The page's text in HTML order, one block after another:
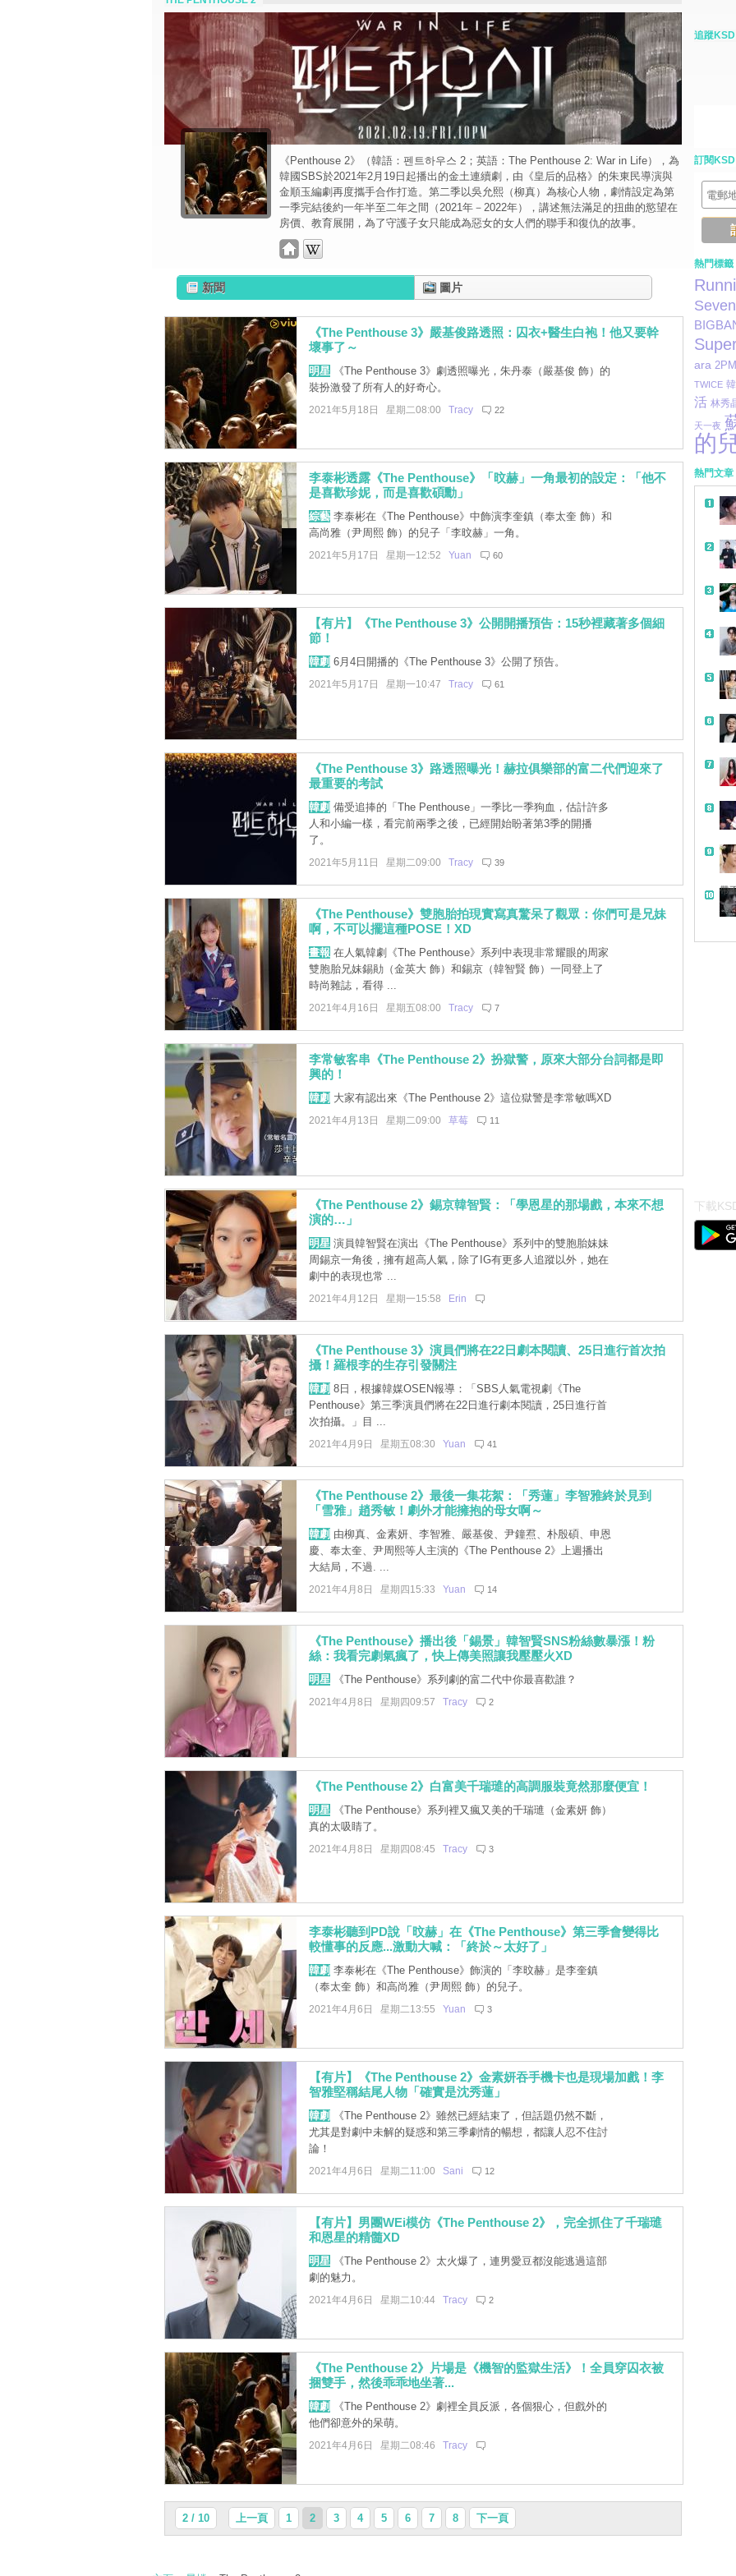
《Penthouse 2》（韓語：펜트하우스 2；英語：The Penthouse 2: War in Life），為
韓國SBS於2021年2月19日起播出的金土連續劇，由《皇后的品格》的朱東民導演與
金順玉編劇再度攜手合作打造。第二季以吳允熙（柳真）為核心人物，劇情設定為第
一季完結後約一年半至二年之間（2021年－2022年），講述無法滿足的扭曲的慾望在
房價、教育展開，為了守護子女只能成為惡女的女人們的聯手和復仇的故事。
新聞 圖片
《The Penthouse 3》嚴基俊路透照：囚衣+醫生白袍！他又要幹
壞事了～
明星《The Penthouse 3》劇透照曝光，朱丹泰（嚴基俊 飾）的
裝扮激發了所有人的好奇心。
2021年5月18日 星期二08:00 Tracy 22
李泰彬透露《The Penthouse》「旼赫」一角最初的設定：「他不
是喜歡珍妮，而是喜歡碩勳」
綜藝李泰彬在《The Penthouse》中飾演李奎鎮（奉太奎 飾）和
高尚雅（尹周熙 飾）的兒子「李旼赫」一角。
2021年5月17日 星期一12:52 Yuan 60
【有片】《The Penthouse 3》公開開播預告：15秒裡藏著多個細
節！
韓劇 6月4日開播的《The Penthouse 3》公開了預告。
2021年5月17日 星期一10:47 Tracy 61
《The Penthouse 3》路透照曝光！赫拉俱樂部的富二代們迎來了
最重要的考試
韓劇 備受追捧的「The Penthouse」一季比一季狗血，估計許多
人和小編一樣，看完前兩季之後，已經開始盼著第3季的開播
了。
2021年5月11日 星期二09:00 Tracy 39
《The Penthouse》雙胞胎拍現實寫真驚呆了觀眾：你們可是兄妹
啊，不可以擺這種POSE！XD
畫報 在人氣韓劇《The Penthouse》系列中表現非常耀眼的周家
雙胞胎兄妹錫勛（金英大 飾）和錫京（韓智賢 飾）一同登上了
時尚雜誌，看得 ...
2021年4月16日 星期五08:00 Tracy 7
李常敏客串《The Penthouse 2》扮獄警，原來大部分台詞都是即
興的！
韓劇 大家有認出來《The Penthouse 2》這位獄警是李常敏嗎XD
2021年4月13日 星期二09:00 草莓 11
《The Penthouse 2》錫京韓智賢：「學恩星的那場戲，本來不想
演的…」
明星演員韓智賢在演出《The Penthouse》系列中的雙胞胎妹妹
周錫京一角後，擁有超高人氣，除了IG有更多人追蹤以外，她在
劇中的表現也常 ...
2021年4月12日 星期一15:58 Erin
《The Penthouse 3》演員們將在22日劇本閱讀、25日進行首次拍
攝！羅根李的生存引發關注
韓劇 8日，根據韓媒OSEN報導：「SBS人氣電視劇《The
Penthouse》第三季演員們將在22日進行劇本閱讀，25日進行首
次拍攝。」目 ...
2021年4月9日 星期五08:30 Yuan 41
《The Penthouse 2》最後一集花絮：「秀蓮」李智雅終於見到
「雪雅」趙秀敏！劇外才能擁抱的母女啊～
韓劇 由柳真、金素妍、李智雅、嚴基俊、尹鐘焄、朴殷碩、申恩
慶、奉太奎、尹周熙等人主演的《The Penthouse 2》上週播出
大結局，不過. ...
2021年4月8日 星期四15:33 Yuan 14
《The Penthouse》播出後「錫景」韓智賢SNS粉絲數暴漲！粉
絲：我看完劇氣瘋了，快上傳美照讓我壓壓火XD
明星《The Penthouse》系列劇的富二代中你最喜歡誰？
2021年4月8日 星期四09:57 Tracy 2
《The Penthouse 2》白富美千瑞璡的高調服裝竟然那麼便宜！
明星《The Penthouse》系列裡又瘋又美的千瑞璡（金素妍 飾）
真的太吸睛了。
2021年4月8日 星期四08:45 Tracy 3
李泰彬聽到PD說「旼赫」在《The Penthouse》第三季會變得比
較懂事的反應...激動大喊：「終於～太好了」
韓劇 李泰彬在《The Penthouse》飾演的「李旼赫」是李奎鎮
（奉太奎 飾）和高尚雅（尹周熙 飾）的兒子。
2021年4月6日 星期二13:55 Yuan 3
【有片】《The Penthouse 2》金素妍吞手機卡也是現場加戲！李
智雅堅稱結尾人物「確實是沈秀蓮」
韓劇 《The Penthouse 2》雖然已經結束了，但話題仍然不斷，
尤其是對劇中未解的疑惑和第三季劇情的暢想，都讓人忍不住討
論！
2021年4月6日 星期二11:00 Sani 12
【有片】男團WEi模仿《The Penthouse 2》，完全抓住了千瑞璡
和恩星的精髓XD
明星《The Penthouse 2》太火爆了，連男愛豆都沒能逃過這部
劇的魅力。
2021年4月6日 星期二10:44 Tracy 2
《The Penthouse 2》片場是《機智的監獄生活》！全員穿囚衣被
捆雙手，然後乖乖地坐著...
韓劇 《The Penthouse 2》劇裡全員反派，各個狠心，但戲外的
他們卻意外的呆萌。
2021年4月6日 星期二08:46 Tracy
2 / 10 上一頁 1 2 3 4 5 6 7 8 下一頁
追蹤KSD
訂閱KSD
熱門標籤
ara 2PM
TWICE
活 林秀
天一夜
的
熱門文章
帶
下載